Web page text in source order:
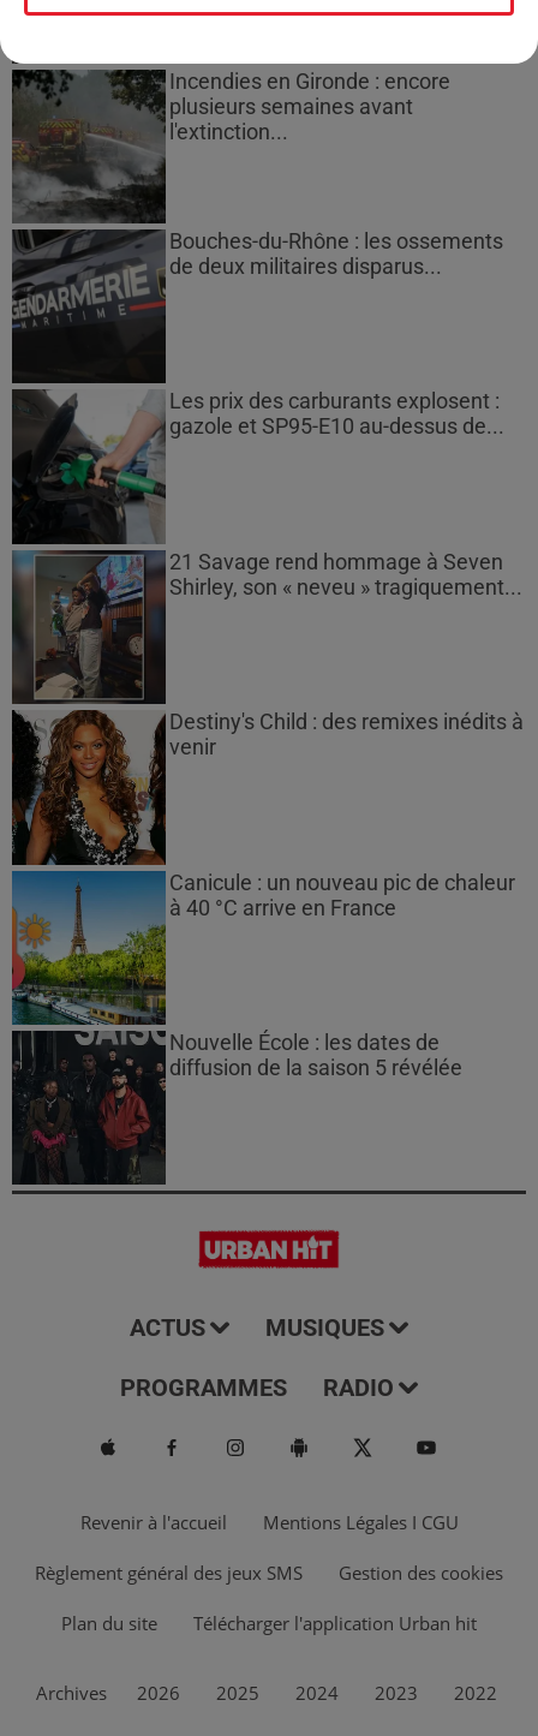
Incendies en Gironde : encore
plusieurs semaines avant
l'extinction...
Bouches-du-Rhône : les ossements
de deux militaires disparus...
Les prix des carburants explosent :
gazole et SP95-E10 au-dessus de...
21 Savage rend hommage à Seven
Shirley, son « neveu » tragiquement...
Destiny's Child : des remixes inédits à
venir
Canicule : un nouveau pic de chaleur
à 40 °C arrive en France
Nouvelle École : les dates de
diffusion de la saison 5 révélée
ACTUS MUSIQUES
PROGRAMMES RADIO
Revenir à l'accueil Mentions Légales I CGU
Règlement général des jeux SMS Gestion des cookies
Plan du site Télécharger l'application Urban hit
Archives 2026 2025 2024 2023 2022